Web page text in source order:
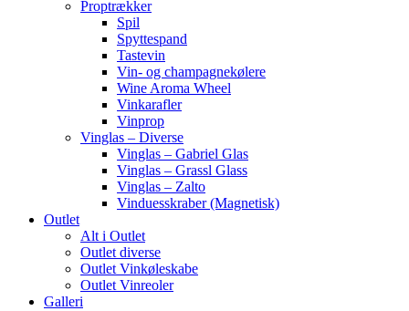
Proptrækker
Spil
Spyttespand
Tastevin
Vin- og champagnekølere
Wine Aroma Wheel
Vinkarafler
Vinprop
Vinglas – Diverse
Vinglas – Gabriel Glas
Vinglas – Grassl Glass
Vinglas – Zalto
Vinduesskraber (Magnetisk)
Outlet
Alt i Outlet
Outlet diverse
Outlet Vinkøleskabe
Outlet Vinreoler
Galleri